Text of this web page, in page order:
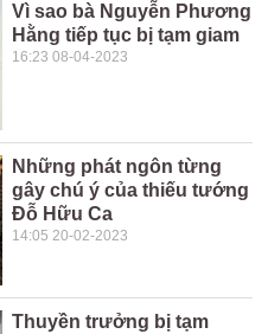
Vì sao bà Nguyễn Phương
Hằng tiếp tục bị tạm giam
16:23 08-04-2023
Những phát ngôn từng
gây chú ý của thiếu tướng
Đỗ Hữu Ca
14:05 20-02-2023
Thuyền trưởng bị tạm